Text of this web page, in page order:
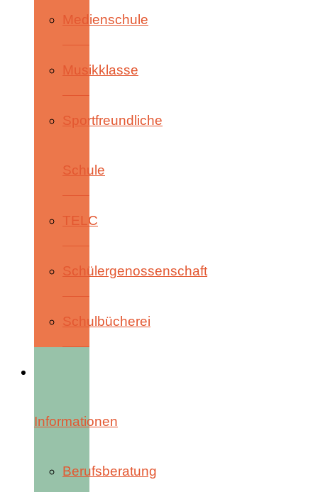
Medienschule
Musikklasse
Sportfreundliche
Schule
TELC
Schülergenossenschaft
Schulbücherei
Informationen
Berufsberatung